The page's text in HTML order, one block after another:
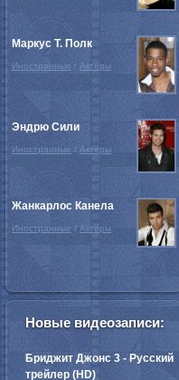
Маркус Т. Полк
Иностранные / Актёры
Эндрю Сили
Иностранные / Актёры
Жанкарлос Канела
Иностранные / Актёры
Новые видеозаписи:
Бриджит Джонс 3 - Русский
трейлер (HD)